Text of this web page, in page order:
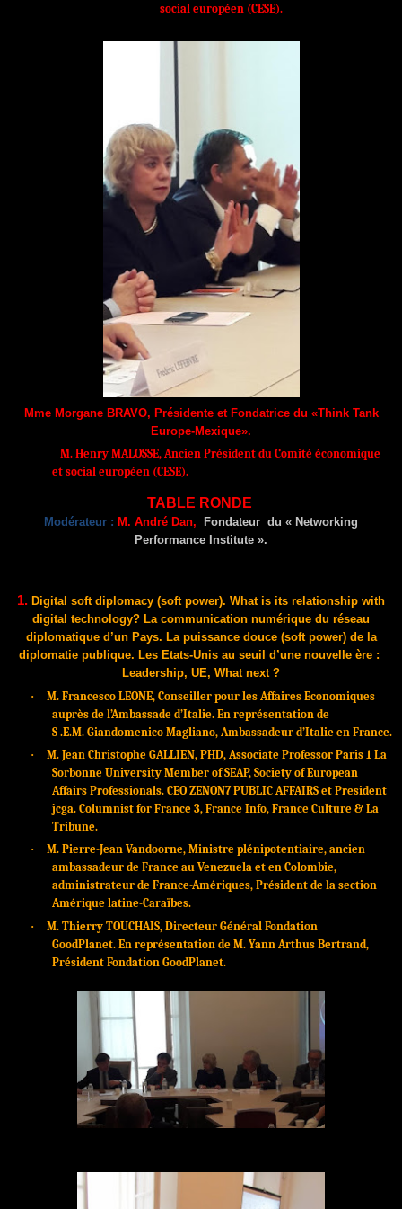
social européen (CESE).
Mme Morgane BRAVO, Présidente et Fondatrice du «Think Tank
Europe-Mexique».
M. Henry MALOSSE, Ancien Président du Comité économique
et social européen (CESE).
TABLE RONDE
Modérateur : M. André Dan, Fondateur du « Networking
Performance Institute ».
1. Digital soft diplomacy (soft power). What is its relationship with
digital technology? La communication numérique du réseau
diplomatique d’un Pays. La puissance douce (soft power) de la
diplomatie publique. Les Etats-Unis au seuil d’une nouvelle ère :
Leadership, UE, What next ?
·
M. Francesco LEONE, Conseiller pour les Affaires Economiques
auprès de l’Ambassade d’Italie. En représentation de
S .E.M. Giandomenico Magliano, Ambassadeur d’Italie en France.
·
M. Jean Christophe GALLIEN, PHD, Associate Professor Paris 1 La
Sorbonne University Member of SEAP, Society of European
Affairs Professionals. CEO ZENON7 PUBLIC AFFAIRS et President
jcga. Columnist for France 3, France Info, France Culture & La
Tribune.
·
M. Pierre-Jean Vandoorne, Ministre plénipotentiaire, ancien
ambassadeur de France au Venezuela et en Colombie,
administrateur de France-Amériques, Président de la section
Amérique latine-Caraïbes.
·
M. Thierry TOUCHAIS, Directeur Général Fondation
GoodPlanet. En représentation de M. Yann Arthus Bertrand,
Président Fondation GoodPlanet.